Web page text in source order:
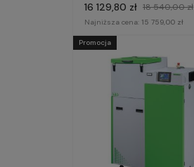
16 129,80 zł 18 540,00 zł
Najniższa cena: 15 759,00 zł
Promocja